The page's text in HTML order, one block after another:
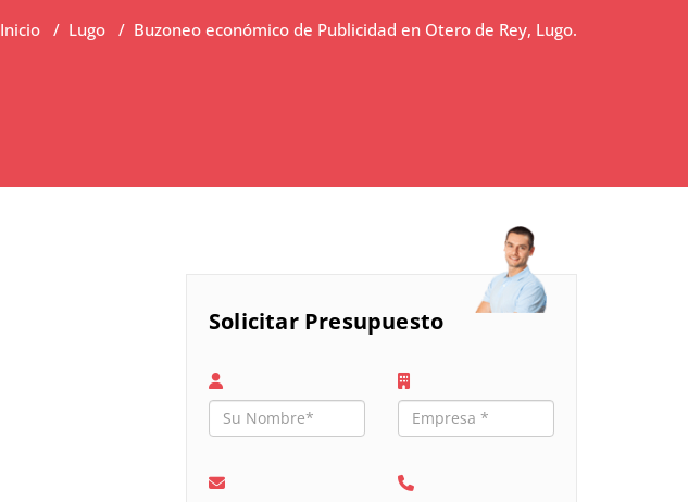
Inicio / Lugo / Buzoneo económico de Publicidad en Otero de Rey, Lugo.
Solicitar Presupuesto